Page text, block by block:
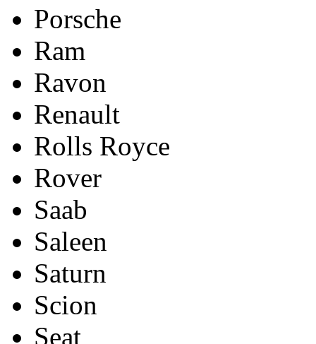
Porsche
Ram
Ravon
Renault
Rolls Royce
Rover
Saab
Saleen
Saturn
Scion
Seat